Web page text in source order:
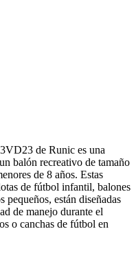
de Runic es una
balón recreativo de tamaño
de 8 años. Estas
de fútbol infantil, balones
pequeños, están diseñadas
de manejo durante el
o canchas de fútbol en